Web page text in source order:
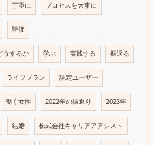
丁寧に プロセスを大事に
評価
うするか 学ぶ 実践する 振返る
ライフプラン 認定ユーザー
働く女性 2022年の振返り 2023年
結婚 株式会社キャリアアアシスト